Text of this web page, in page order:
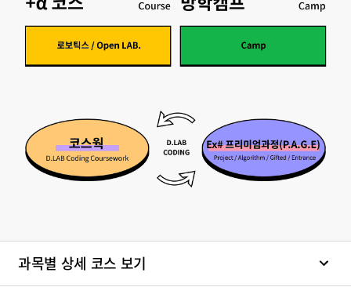
과목별 상세 코스 보기